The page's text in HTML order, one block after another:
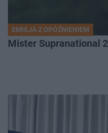
EMISJA Z OPÓŹNIENIEM
Mister Supranational